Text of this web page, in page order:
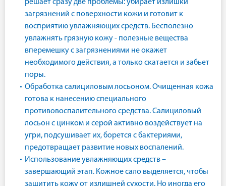
решает сразу две проблемы: убирает излишки
загрязнений с поверхности кожи и готовит к
восприятию увлажняющих средств. Бесполезно
увлажнять грязную кожу - полезные вещества
вперемешку с загрязнениями не окажет
необходимого действия, а только скатается и забьет
поры.
Обработка салициловым лосьоном. Очищенная кожа
готова к нанесению специального
противовоспалительного средства. Салициловый
лосьон с цинком и серой активно воздействует на
угри, подсушивает их, борется с бактериями,
предотвращает развитие новых воспалений.
Использование увлажняющих средств –
завершающий этап. Кожное сало выделяется, чтобы
защитить кожу от излишней сухости. Но иногда его